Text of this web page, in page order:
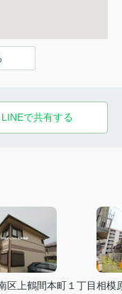
LINEで共有する
区上鶴間本町１丁目相模